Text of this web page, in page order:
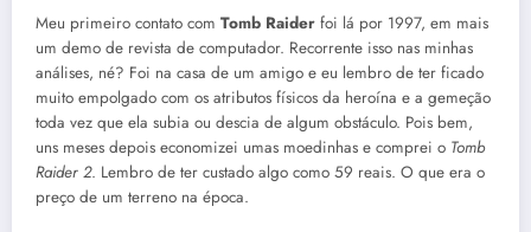
Meu primeiro contato com Tomb Raider foi lá por 1997, em mais
um demo de revista de computador. Recorrente isso nas minhas
análises, né? Foi na casa de um amigo e eu lembro de ter ficado
muito empolgado com os atributos físicos da heroína e a gemeção
toda vez que ela subia ou descia de algum obstáculo. Pois bem,
uns meses depois economizei umas moedinhas e comprei o Tomb
Raider 2. Lembro de ter custado algo como 59 reais. O que era o
preço de um terreno na época.